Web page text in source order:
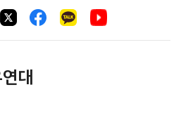
대